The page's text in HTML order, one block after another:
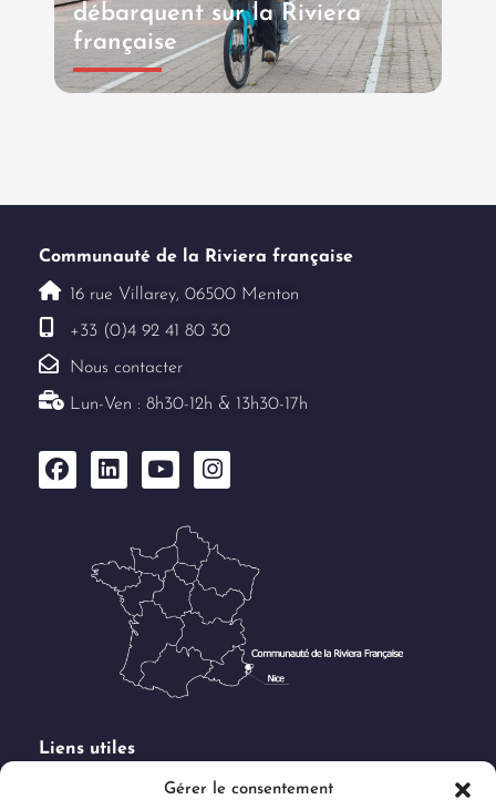
Gérer le consentement
débarquent sur la Riviera
française
Communauté de la Riviera française
16 rue Villarey, 06500 Menton
+33 (0)4 92 41 80 30
Nous contacter
Lun-Ven : 8h30-12h & 13h30-17h
Liens utiles